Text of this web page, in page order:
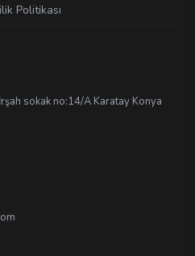
Politikası
sokak no:14/A Karatay Konya